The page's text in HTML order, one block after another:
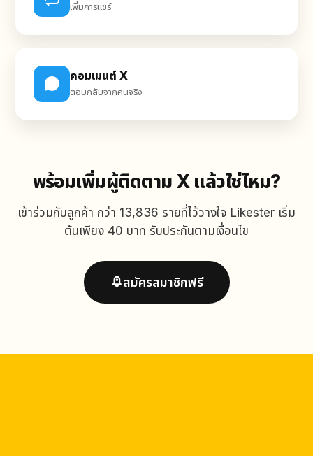
เพิ่มการแชร์
คอมเมนต์ X
ตอบกลับจากคนจริง
พร้อมเพิ่มผู้ติดตาม X แล้วใช่ไหม?
เข้าร่วมกับลูกค้า กว่า 13,836 รายที่ไว้วางใจ Likester เริ่ม
ต้นเพียง 40 บาท รับประกันตามเงื่อนไข
สมัครสมาชิกฟรี